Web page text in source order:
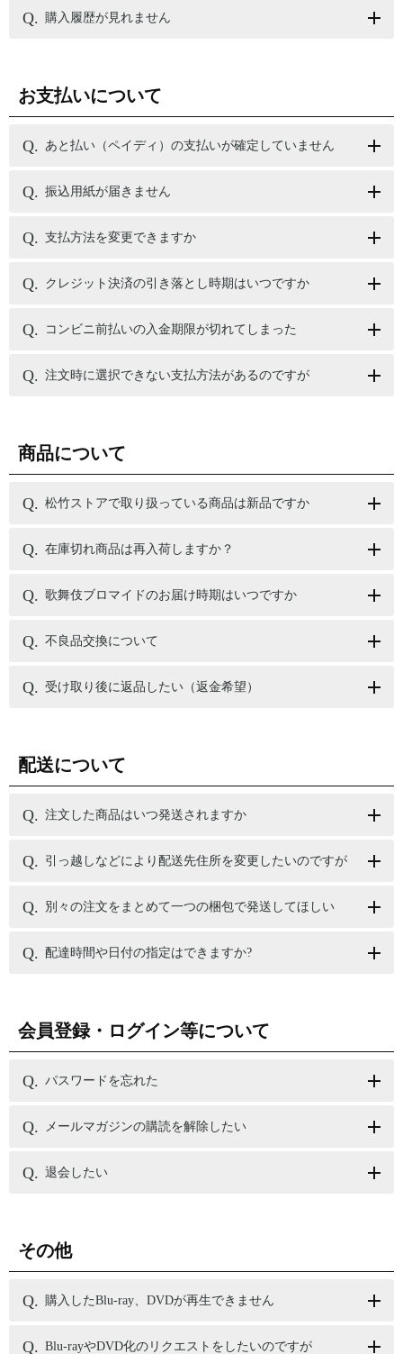
購入履歴が見れません
お支払いについて
あと払い（ペイディ）の支払いが確定していません
振込用紙が届きません
支払方法を変更できますか
クレジット決済の引き落とし時期はいつですか
コンビニ前払いの入金期限が切れてしまった
注文時に選択できない支払方法があるのですが
商品について
松竹ストアで取り扱っている商品は新品ですか
在庫切れ商品は再入荷しますか？
歌舞伎ブロマイドのお届け時期はいつですか
不良品交換について
受け取り後に返品したい（返金希望）
配送について
注文した商品はいつ発送されますか
引っ越しなどにより配送先住所を変更したいのですが
別々の注文をまとめて一つの梱包で発送してほしい
配達時間や日付の指定はできますか?
会員登録・ログイン等について
パスワードを忘れた
メールマガジンの購読を解除したい
退会したい
その他
購入したBlu-ray、DVDが再生できません
Blu-rayやDVD化のリクエストをしたいのですが